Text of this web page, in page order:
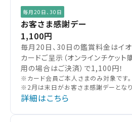
毎月20日、30日
お客さま感謝デー
1,100円
毎月20日、30日の鑑賞料金はイ
カードご呈示（オンラインチケッ
用の場合はご決済）で1,100円！
※カード会員ご本人さまのみ対象です。
※2月は末日がお客さま感謝デーとなり
詳細はこちら